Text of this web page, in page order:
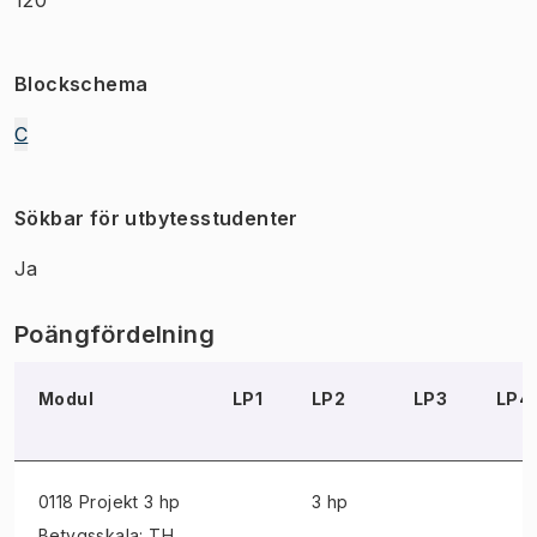
Blockschema
C
Sökbar för utbytesstudenter
Ja
Poängfördelning
Modul LP1 LP2 LP3 LP4
0118 Projekt 3 hp
3 hp